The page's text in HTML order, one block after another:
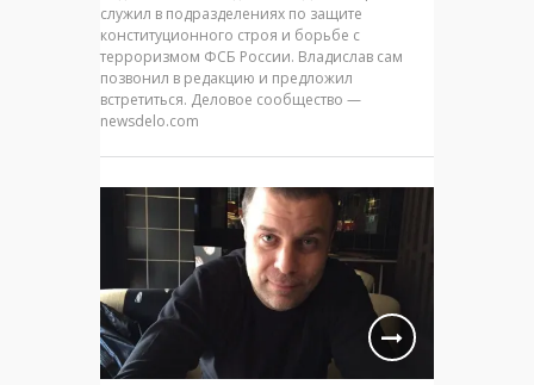
служил в подразделениях по защите
конституционного строя и борьбе с
терроризмом ФСБ России. Владислав сам
позвонил в редакцию и предложил
встретиться. Деловое сообщество —
newsdelo.com